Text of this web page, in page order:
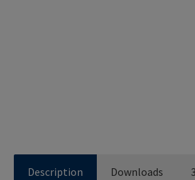
Description Downloads